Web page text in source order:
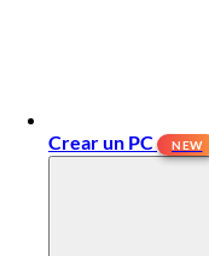
Crear un PC NEW